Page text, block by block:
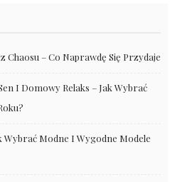
Chaosu – Co Naprawdę Się Przydaje
I Domowy Relaks – Jak Wybrać
Wybrać Modne I Wygodne Modele